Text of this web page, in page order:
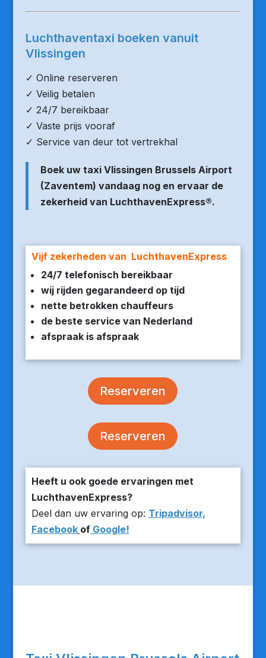
Luchthaventaxi boeken vanuit
Vlissingen
✓ Online reserveren
✓ Veilig betalen
✓ 24/7 bereikbaar
✓ Vaste prijs vooraf
✓ Service van deur tot vertrekhal
Boek uw taxi Vlissingen Brussels Airport
(Zaventem) vandaag nog en ervaar de
zekerheid van LuchthavenExpress®.
Vijf zekerheden van LuchthavenExpress
24/7 telefonisch bereikbaar
wij rijden gegarandeerd op tijd
nette betrokken chauffeurs
de beste service van Nederland
afspraak is afspraak
Reserveren
Reserveren
Heeft u ook goede ervaringen met
LuchthavenExpress?
Deel dan uw ervaring op: Tripadvisor,
Facebook ofGoogle!